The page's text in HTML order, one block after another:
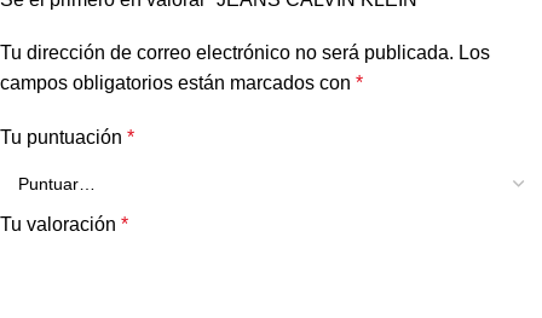
Tu dirección de correo electrónico no será publicada. Los
campos obligatorios están marcados con *
Tu puntuación *
Tu valoración *